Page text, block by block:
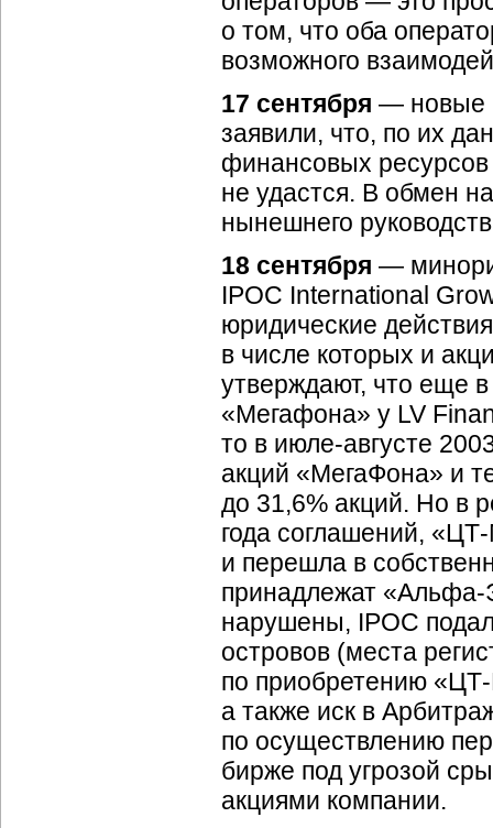
о том, что оба
возможного
17 сентября — новые
заявили, что, по их
финансовых ресурсов
не удастся. В обмен
нынешнего
18 сентября —
IPOC International
юридические
в числе которых и
утверждают, что еще
«Мегафона» у LV
то в июле-августе
акций «МегаФона» и
до 31,6% акций. Но в
года соглашений, «ЦТ-
и перешла в
принадлежат «Альфа-
нарушены, IPOC
островов (места
по приобретению «
а также иск в
по осуществлению
бирже под угрозой
акциями компании.